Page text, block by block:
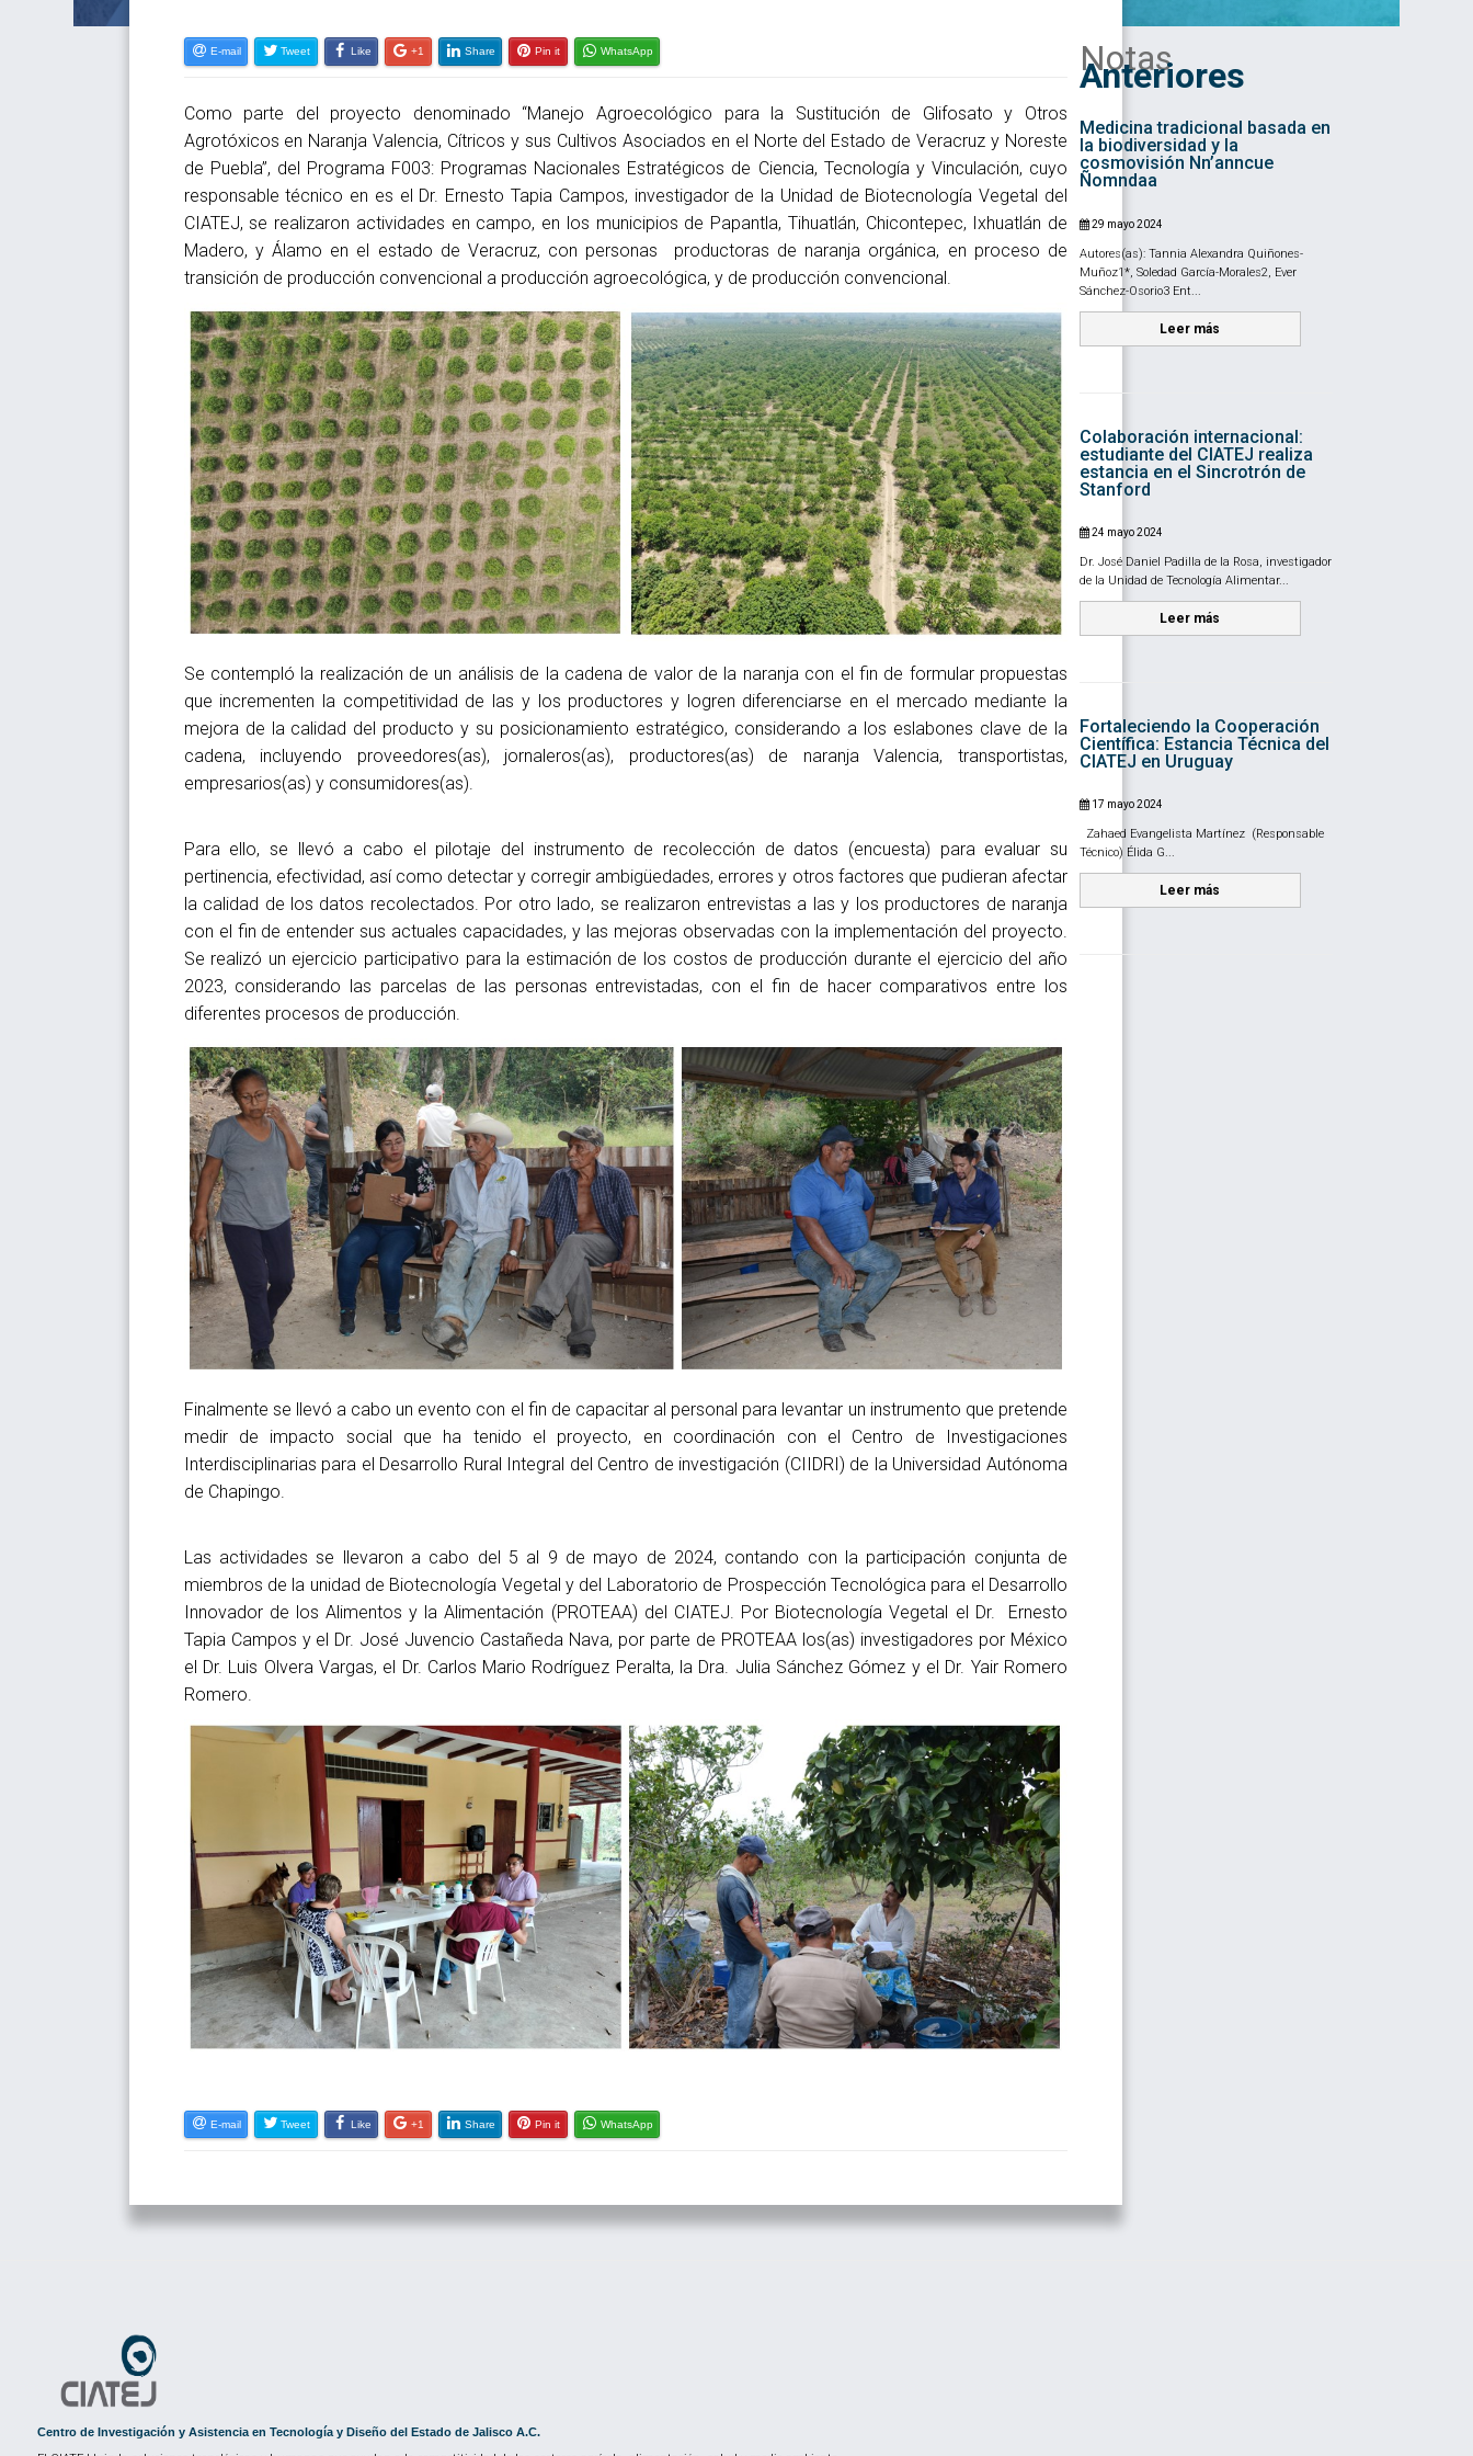
E-mail Tweet Like +1 Share Pin it WhatsApp
Como parte del proyecto denominado “Manejo Agroecológico para la Sustitución de Glifosato y Otros
Agrotóxicos en Naranja Valencia, Cítricos y sus Cultivos Asociados en el Norte del Estado de Veracruz y Noreste
de Puebla”, del Programa F003: Programas Nacionales Estratégicos de Ciencia, Tecnología y Vinculación, cuyo
responsable técnico en es el Dr. Ernesto Tapia Campos, investigador de la Unidad de Biotecnología Vegetal del
CIATEJ, se realizaron actividades en campo, en los municipios de Papantla, Tihuatlán, Chicontepec, Ixhuatlán de
Madero, y Álamo en el estado de Veracruz, con personas productoras de naranja orgánica, en proceso de
transición de producción convencional a producción agroecológica, y de producción convencional.
Se contempló la realización de un análisis de la cadena de valor de la naranja con el fin de formular propuestas
que incrementen la competitividad de las y los productores y logren diferenciarse en el mercado mediante la
mejora de la calidad del producto y su posicionamiento estratégico, considerando a los eslabones clave de la
cadena, incluyendo proveedores(as), jornaleros(as), productores(as) de naranja Valencia, transportistas,
empresarios(as) y consumidores(as).
Para ello, se llevó a cabo el pilotaje del instrumento de recolección de datos (encuesta) para evaluar su
pertinencia, efectividad, así como detectar y corregir ambigüedades, errores y otros factores que pudieran afectar
la calidad de los datos recolectados. Por otro lado, se realizaron entrevistas a las y los productores de naranja
con el fin de entender sus actuales capacidades, y las mejoras observadas con la implementación del proyecto.
Se realizó un ejercicio participativo para la estimación de los costos de producción durante el ejercicio del año
2023, considerando las parcelas de las personas entrevistadas, con el fin de hacer comparativos entre los
diferentes procesos de producción.
Finalmente se llevó a cabo un evento con el fin de capacitar al personal para levantar un instrumento que pretende
medir de impacto social que ha tenido el proyecto, en coordinación con el Centro de Investigaciones
Interdisciplinarias para el Desarrollo Rural Integral del Centro de investigación (CIIDRI) de la Universidad Autónoma
de Chapingo.
Las actividades se llevaron a cabo del 5 al 9 de mayo de 2024, contando con la participación conjunta de
miembros de la unidad de Biotecnología Vegetal y del Laboratorio de Prospección Tecnológica para el Desarrollo
Innovador de los Alimentos y la Alimentación (PROTEAA) del CIATEJ. Por Biotecnología Vegetal el Dr. Ernesto
Tapia Campos y el Dr. José Juvencio Castañeda Nava, por parte de PROTEAA los(as) investigadores por México
el Dr. Luis Olvera Vargas, el Dr. Carlos Mario Rodríguez Peralta, la Dra. Julia Sánchez Gómez y el Dr. Yair Romero
Romero.
E-mail Tweet Like +1 Share Pin it WhatsApp
Notas
Anteriores
Medicina tradicional basada en
la biodiversidad y la
cosmovisión Nn’anncue
Ñomndaa
29 mayo 2024
Autores(as): Tannia Alexandra Quiñones-
Muñoz1*, Soledad García-Morales2, Ever
Sánchez-Osorio3 Ent...
Leer más
Colaboración internacional:
estudiante del CIATEJ realiza
estancia en el Sincrotrón de
Stanford
24 mayo 2024
Dr. José Daniel Padilla de la Rosa, investigador
de la Unidad de Tecnología Alimentar...
Leer más
Fortaleciendo la Cooperación
Científica: Estancia Técnica del
CIATEJ en Uruguay
17 mayo 2024
Zahaed Evangelista Martínez (Responsable
Técnico) Élida G...
Leer más
Centro de Investigación y Asistencia en Tecnología y Diseño del Estado de Jalisco A.C.